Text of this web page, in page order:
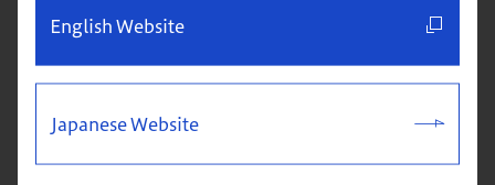
English Website
Japanese Website
野呂：そうかもしれないですね。「志」って、最初は自
分で作り上げてしまうものですよね「自分がやりたい！」